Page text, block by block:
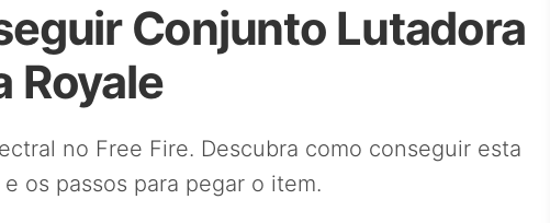
Conjunto Lutadora
Royale
no Free Fire. Descubra como conseguir esta
os passos para pegar o item.